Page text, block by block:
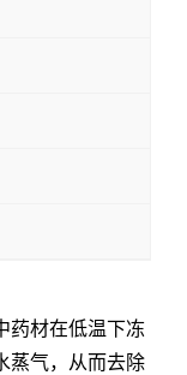
药材在低温下冻
蒸气，从而去除